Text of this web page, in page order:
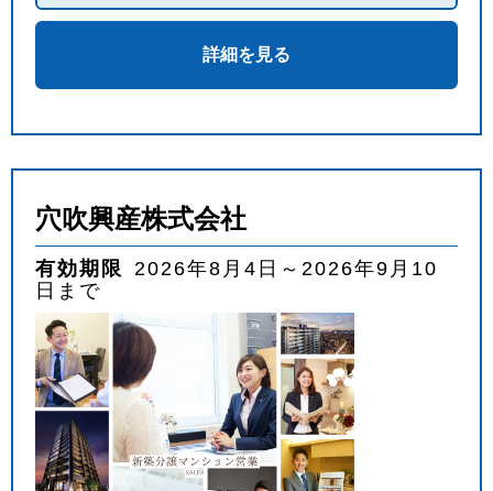
詳細を見る
穴吹興産株式会社
有効期限 2026年8月4日～2026年9月10
日まで